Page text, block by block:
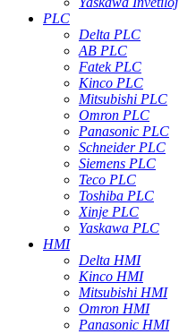
PLC
Delta PLC
AB PLC
Fatek PLC
Kinco PLC
Mitsubishi PLC
Omron PLC
Panasonic PLC
Schneider PLC
Siemens PLC
Teco PLC
Toshiba PLC
Xinje PLC
Yaskawa PLC
HMI
Delta HMI
Kinco HMI
Mitsubishi HMI
Omron HMI
Panasonic HMI